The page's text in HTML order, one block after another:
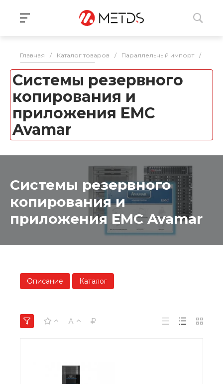
Главная / Каталог товаров / Параллельный импорт /
Системы резервного
копирования и
приложения EMC
Avamar
Системы резервного
копирования и
приложения EMC Avamar
Описание Каталог